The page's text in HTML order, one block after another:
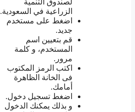
الزراعية في السعودية.
اضغط على مستخدم
جديد.
قم بتعيين اسم
المستخدم، و كلمة
مرور.
اكتب الرمز المكتوب
فى الخانة الظاهرة
أمامك.
اضغط تسجيل دخول.
و بذلك يمكنك الدخول